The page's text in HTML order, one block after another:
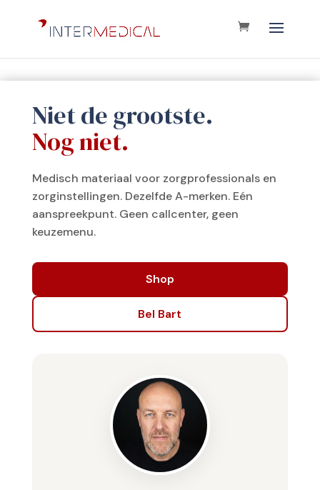
Niet de grootste.
Nog niet.
Medisch materiaal voor zorgprofessionals en
zorginstellingen. Dezelfde A-merken. Eén
aanspreekpunt. Geen callcenter, geen
keuzemenu.
Shop
Bel Bart